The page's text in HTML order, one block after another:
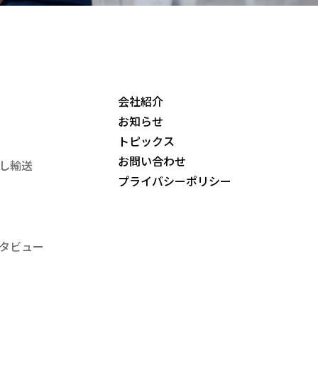
輸送
ビュー
会社紹介
お知らせ
トピックス
お問い合わせ
プライバシーポリシー